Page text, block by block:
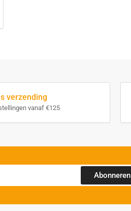
verzending
vanaf €125
Abonneren